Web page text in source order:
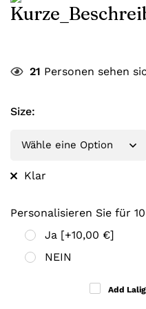
21 Personen sehen
Size:
Klar
Personalisieren Sie für
Ja [+10,00 €]
NEIN
Add